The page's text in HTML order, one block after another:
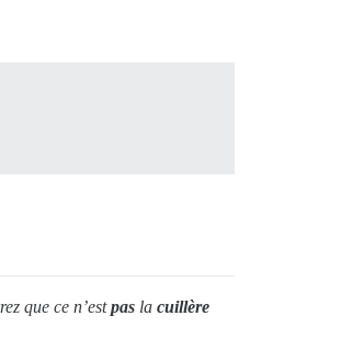
que ce n’estpas la cuillère